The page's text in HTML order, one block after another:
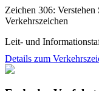
Zeichen 306: Verstehen
Verkehrszeichen
Leit- und
Details zum